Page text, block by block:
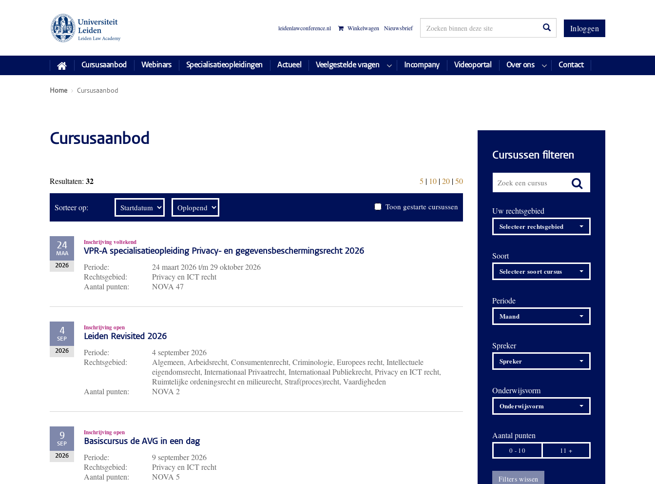
Inloggen
leidenlawconference.nl Winkelwagen Nieuwsbrief
Cursusaanbod Webinars Specialisatieopleidingen Actueel Veelgestelde vragen Incompany Videoportal Over ons Contact
Home Cursusaanbod
Cursusaanbod
Resultaten: 32 5 | 10|20|50
Sorteer op: Toon gestarte cursussen
24
MAA
2026
Inschrijving voltekend
VPR-A specialisatieopleiding Privacy- en gegevensbeschermingsrecht 2026
Periode: 24 maart 2026t/m29 oktober 2026
Rechtsgebied:
Privacy en ICT recht
Aantal punten:
NOVA 47
4
SEP
2026
Inschrijving open
Leiden Revisited 2026
Periode:
4 september 2026
Rechtsgebied:
Algemeen, Arbeidsrecht, Consumentenrecht, Criminologie, Europees recht, Intellectuele
eigendomsrecht, Internationaal Privaatrecht, Internationaal Publiekrecht, Privacy en ICT recht,
Ruimtelijke ordeningsrecht en milieurecht, Straf(proces)recht, Vaardigheden
Aantal punten:
NOVA 2
9
SEP
2026
Inschrijving open
Basiscursus de AVG in een dag
Periode:
9 september 2026
Rechtsgebied:
Privacy en ICT recht
Aantal punten:
NOVA 5
Cursussen filteren
Uw rechtsgebied
Selecteer rechtsgebied
Soort
Selecteer soort cursus
Periode
Maand
Spreker
Spreker
Onderwijsvorm
Onderwijsvorm
Aantal punten
0 - 10 11 +
Filters wissen